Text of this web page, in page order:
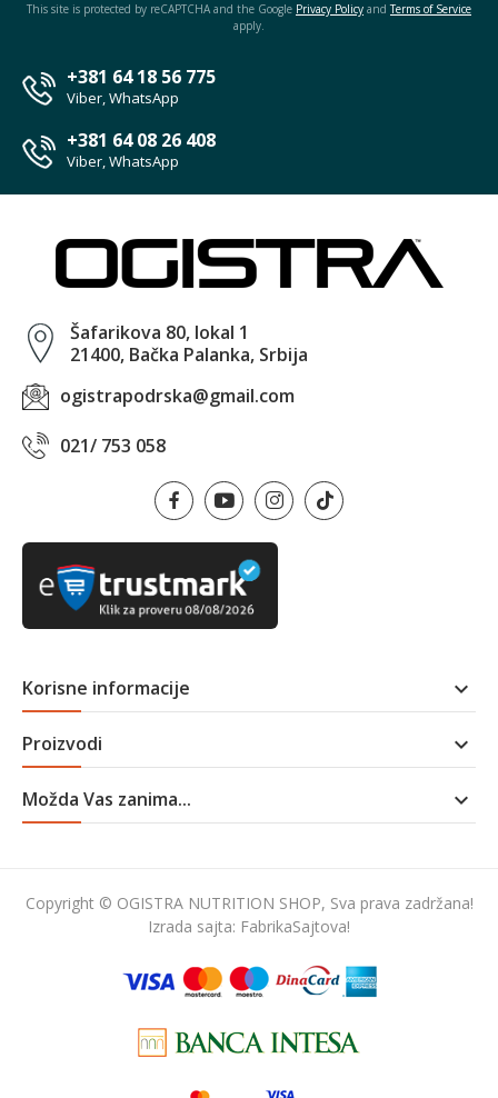
This site is protected by reCAPTCHA and the Google Privacy Policy andTerms of Service
apply.
+381 64 18 56 775
Viber, WhatsApp
+381 64 08 26 408
Viber, WhatsApp
Šafarikova 80, lokal 1
21400, Bačka Palanka, Srbija
ogistrapodrska@gmail.com
021/ 753 058
Korisne informacije 
Proizvodi 
Možda Vas zanima... 
Copyright © OGISTRA NUTRITION SHOP, Sva prava zadržana!
Izrada sajta: FabrikaSajtova!